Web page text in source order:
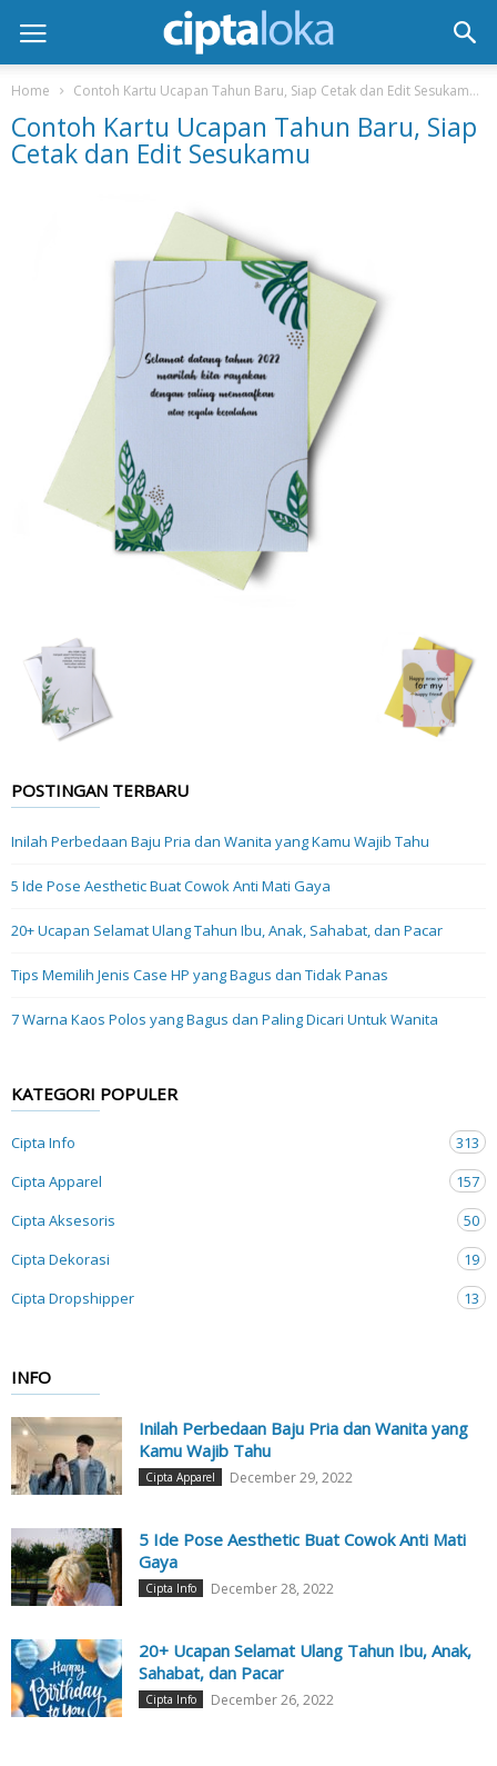
Home Contoh Kartu Ucapan Tahun Baru, Siap Cetak dan Edit Sesukamu
Contoh Kartu Ucapan Tahun Baru, Siap
Cetak dan Edit Sesukamu
POSTINGAN TERBARU
Inilah Perbedaan Baju Pria dan Wanita yang Kamu Wajib Tahu
5 Ide Pose Aesthetic Buat Cowok Anti Mati Gaya
20+ Ucapan Selamat Ulang Tahun Ibu, Anak, Sahabat, dan Pacar
Tips Memilih Jenis Case HP yang Bagus dan Tidak Panas
7 Warna Kaos Polos yang Bagus dan Paling Dicari Untuk Wanita
KATEGORI POPULER
Cipta Info
313
Cipta Apparel
157
Cipta Aksesoris
50
Cipta Dekorasi
19
Cipta Dropshipper
13
INFO
Inilah Perbedaan Baju Pria dan Wanita yang
Kamu Wajib Tahu
Cipta Apparel December 29, 2022
5 Ide Pose Aesthetic Buat Cowok Anti Mati
Gaya
Cipta Info December 28, 2022
20+ Ucapan Selamat Ulang Tahun Ibu, Anak,
Sahabat, dan Pacar
Cipta Info December 26, 2022